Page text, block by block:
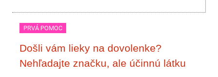
PRVÁ POMOC
Došli vám lieky na dovolenke?
Nehľadajte značku, ale účinnú látku